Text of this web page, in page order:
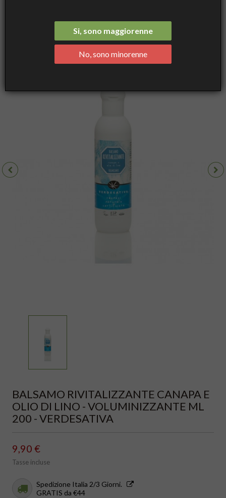
BALSAMO RIVITALIZZANTE CANAPA E
OLIO DI LINO - VOLUMINIZZANTE ML
200 - VERDESATIVA
9,90 €
Tasse incluse
Spedizione Italia 2/3 Giorni.
GRATIS da €44
Si, sono maggiorenne
No, sono minorenne